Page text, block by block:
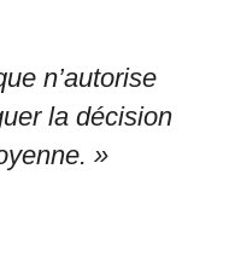
n’autorise
la décision
»